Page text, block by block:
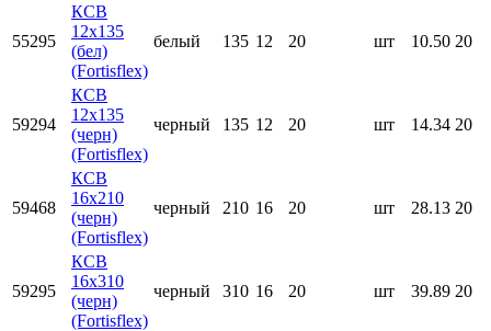
55295
КСВ
12х135
(бел)
(Fortisflex)
белый 135 12 20 шт 10.50 20
59294
КСВ
12х135
(черн)
(Fortisflex)
черный 135 12 20 шт 14.34 20
59468
КСВ
16х210
(черн)
(Fortisflex)
черный 210 16 20 шт 28.13 20
59295
КСВ
16х310
(черн)
(Fortisflex)
черный 310 16 20 шт 39.89 20